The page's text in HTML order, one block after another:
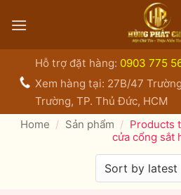
qua
Hỗ trợ đặt hàng: 0903 775
Xem hàng tại: 27B/47
Trường, TP. Thủ Đức, HCM
Home / Sản phẩm / Products
cửa cổng sắt